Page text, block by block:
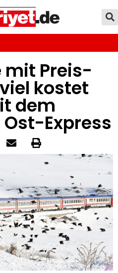
mit Preis-
kostet
dem
Express